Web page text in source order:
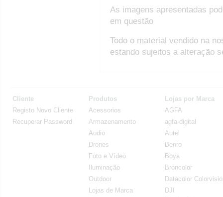
As imagens apresentadas
em questão
Todo o material vendido na
estando sujeitos a alteração
Cliente
Registo Novo Cliente
Recuperar Password
Produtos
Acessorios
Armazenamento
Audio
Drones
Foto e Vídeo
Iluminação
Outdoor
Lojas de Marca
Lojas por Marca
AGFA
agfa-digital
Autel
Benro
Boya
Broncolor
Datacolor
DJI